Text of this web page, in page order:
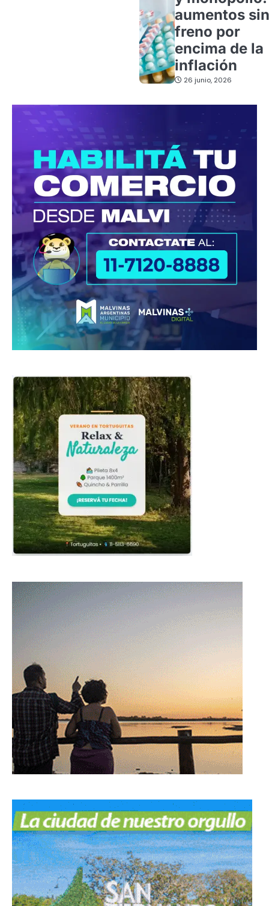
aumentos sin
freno por
encima de la
inflación
26 junio, 2026